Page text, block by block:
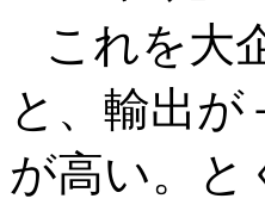
これを大
と、輸出が
が高い。と